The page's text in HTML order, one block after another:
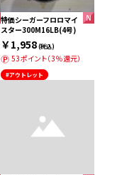
特価シーガーフロロマイ
スター300M16LB(4号)
￥1,958(税込)
53ポイント（3％還元）
#アウトレット